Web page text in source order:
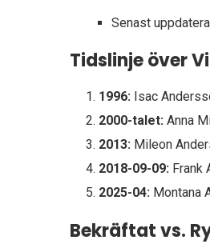
Senast
Tidslinje över
1996: Isac
2000-talet: Anna
2013: Mileon
2018-09-09: Frank
2025-04: Montana
Bekräftat vs.